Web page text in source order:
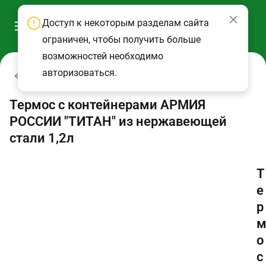
Термосы
Термос с контейнерами АРМИЯ
РОССИИ "ТИТАН" из нержавеющей
стали 1,2л
Т
е
р
м
о
с
Доступ к некоторым разделам сайта
ограничен, чтобы получить больше
возможностей необходимо
авторизоваться.